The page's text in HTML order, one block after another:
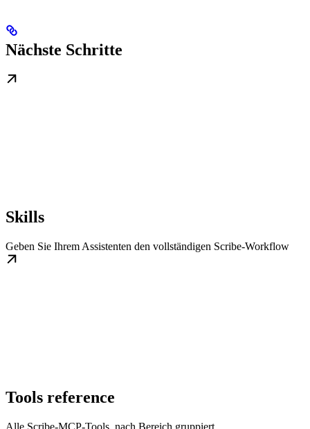
Nächste Schritte
Skills
Geben Sie Ihrem Assistenten den vollständigen Scribe-Workflow
Tools reference